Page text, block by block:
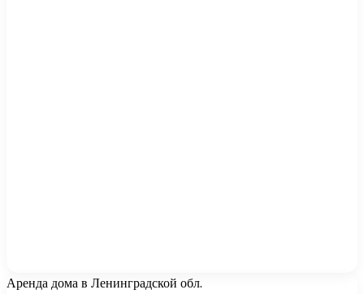
Аренда дома в Ленинградской обл.